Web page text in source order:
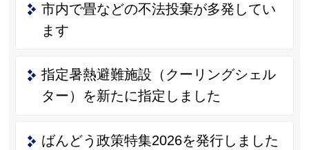
市内で畳などの不法投棄が多発してい
ます
指定暑熱避難施設（クーリングシェル
ター）を新たに指定しました
ばんどう政策特集2026を発行しました